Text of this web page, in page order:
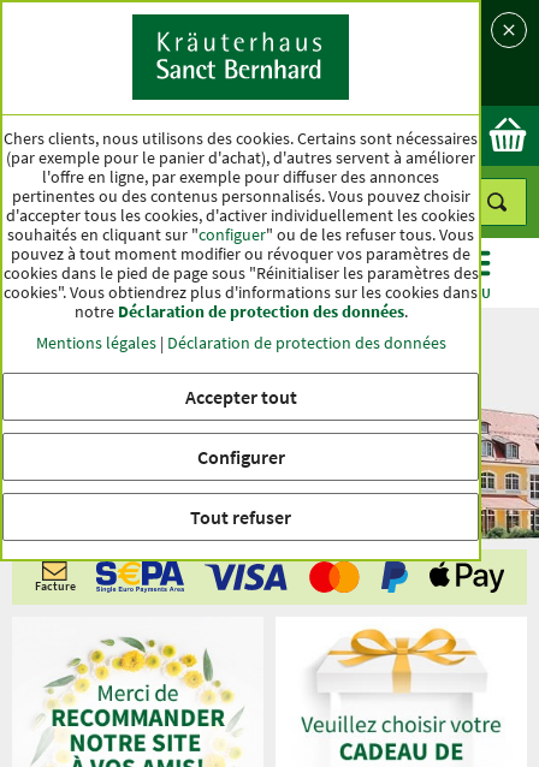
Pays
Ok
CATÉGORIES OFFRES BEST-SELLER MENU
Aucune entrée n'a été trouvée
hors frais d'expédition
Facture
Chers clients, nous utilisons des cookies. Certains sont nécessaires
(par exemple pour le panier d'achat), d'autres servent à améliorer
l'offre en ligne, par exemple pour diffuser des annonces
pertinentes ou des contenus personnalisés. Vous pouvez choisir
d'accepter tous les cookies, d'activer individuellement les cookies
souhaités en cliquant sur "configuer" ou de les refuser tous. Vous
pouvez à tout moment modifier ou révoquer vos paramètres de
cookies dans le pied de page sous "Réinitialiser les paramètres des
cookies". Vous obtiendrez plus d'informations sur les cookies dans
notre Déclaration de protection des données.
Mentions légales| Déclaration de protection des données
Accepter tout
Configurer
Tout refuser